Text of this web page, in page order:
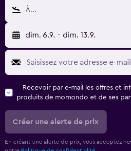
À…
dim. 6.9. - dim. 13.9.
Recevoir par e-mail les offres et
produits de momondo et de ses
Créer une alerte de prix
En créant une alerte de prix, vous acceptez